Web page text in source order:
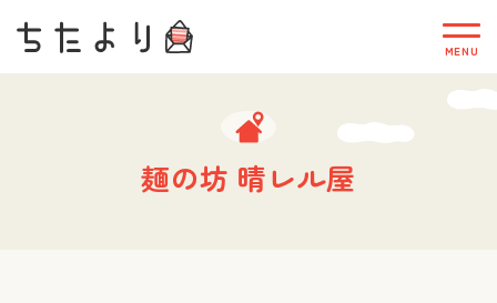
麺の坊 晴レル屋